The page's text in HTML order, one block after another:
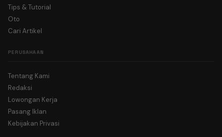
Tips & Tutorial
Oto
Cari Artikel
PERUSAHAAN
Tentang Kami
Redaksi
Lowongan Kerja
Pasang Iklan
Kebijakan Privasi